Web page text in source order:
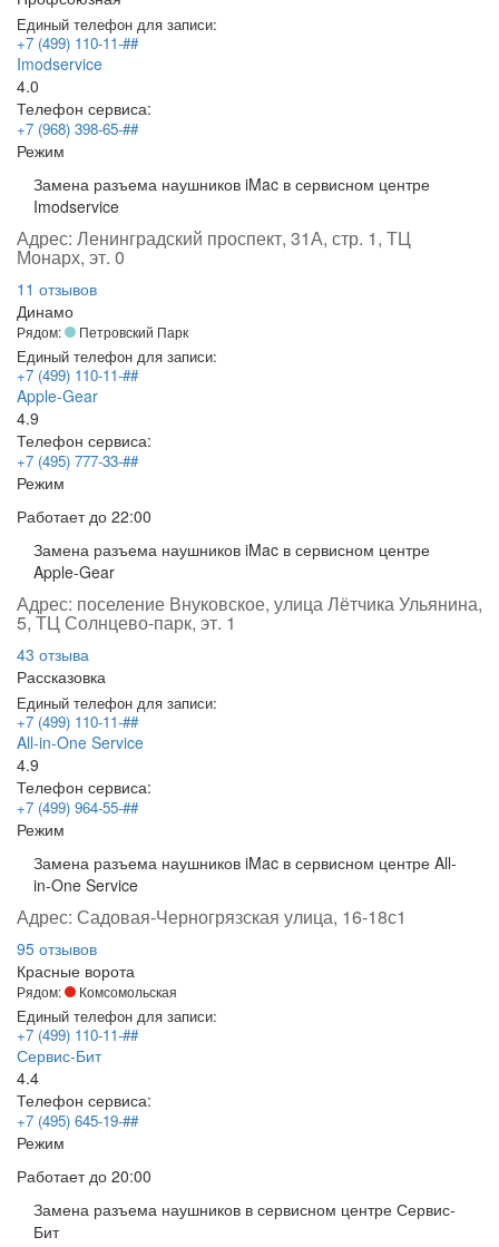
Единый телефон для записи:
+7 (499) 110-11-##
Imodservice
4.0
Телефон сервиса:
+7 (968) 398-65-##
Режим
Замена разъема наушников iMac в сервисном центре
Imodservice
Адрес: Ленинградский проспект, 31А, стр. 1, ТЦ
Монарх, эт. 0
11 отзывов
Динамо
Рядом: Петровский Парк
Единый телефон для записи:
+7 (499) 110-11-##
Apple-Gear
4.9
Телефон сервиса:
+7 (495) 777-33-##
Режим
Работаетдо 22:00
Замена разъема наушников iMac в сервисном центре
Apple-Gear
Адрес: поселение Внуковское, улица Лётчика Ульянина,
5, ТЦ Солнцево-парк, эт. 1
43 отзыва
Рассказовка
Единый телефон для записи:
+7 (499) 110-11-##
All-in-One Service
4.9
Телефон сервиса:
+7 (499) 964-55-##
Режим
Замена разъема наушников iMac в сервисном центре All-
in-One Service
Адрес: Садовая-Черногрязская улица, 16-18с1
95 отзывов
Красные ворота
Рядом: Комсомольская
Единый телефон для записи:
+7 (499) 110-11-##
Сервис-Бит
4.4
Телефон сервиса:
+7 (495) 645-19-##
Режим
Работаетдо 20:00
Замена разъема наушников в сервисном центре Сервис-
Бит